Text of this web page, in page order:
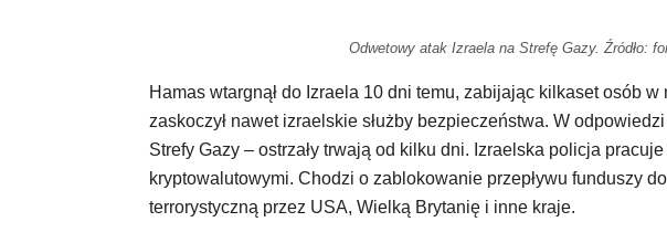
Odwetowy atak Izraela na Strefę Gazy. Źródło:
Hamas wtargnął do Izraela 10 dni temu, zabijając kilkaset osób
zaskoczył nawet izraelskie służby bezpieczeństwa. W
Strefy Gazy – ostrzały trwają od kilku dni. Izraelska policja
kryptowalutowymi. Chodzi o zablokowanie przepływu funduszy
terrorystyczną przez USA, Wielką Brytanię i inne kraje.